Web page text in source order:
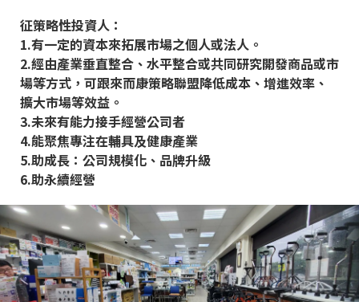
征策略性投資人：
1.有一定的資本來拓展市場之個人或法人。
2.經由產業垂直整合、水平整合或共同研究開發商品或市
場等方式，可跟來而康策略聯盟降低成本、增進效率、
擴大市場等效益。
3.未來有能力接手經營公司者
4.能聚焦專注在輔具及健康產業
5.助成長：公司規模化、品牌升級
6.助永續經營